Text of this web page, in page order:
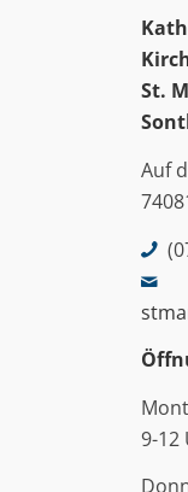
St.
Auf
9-12